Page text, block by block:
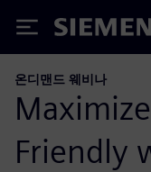
Siemens
온디맨드 웨비나
Friendly